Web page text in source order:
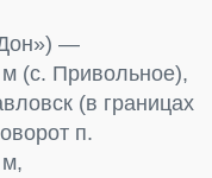
—
(с. Привольное),
(в границах
п.